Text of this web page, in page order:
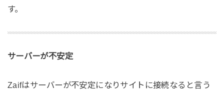
す。
サーバーが不安定
Zaifはサーバーが不安定になりサイトに接続なると言う